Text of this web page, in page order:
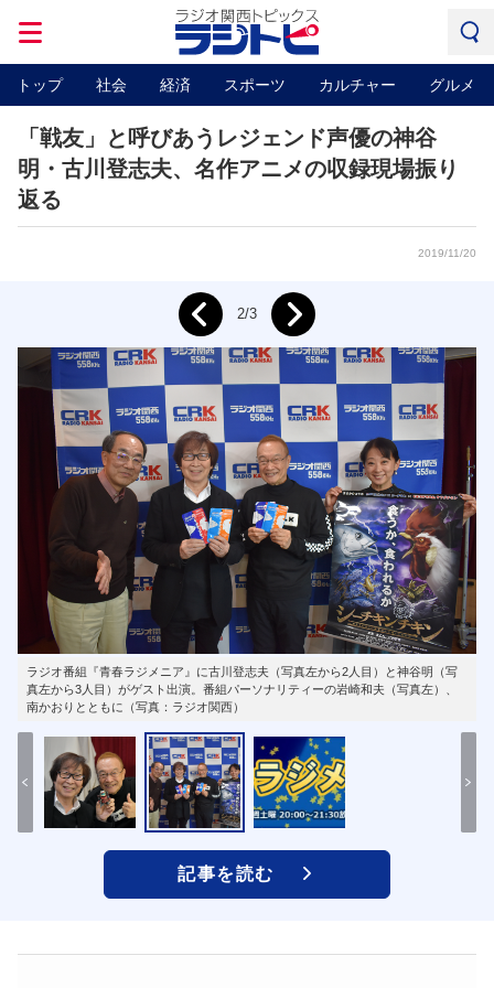
トップ 社会 経済 スポーツ カルチャー グルメ
「戦友」と呼びあうレジェンド声優の神谷
明・古川登志夫、名作アニメの収録現場振り
返る
2019/11/20
ラジオ番組『青春ラジメニア』に古川登志夫（写真左から2人目）と神谷明（写
真左から3人目）がゲスト出演。番組パーソナリティーの岩崎和夫（写真左）、
南かおりとともに（写真：ラジオ関西）
Prev 2/3 Next
記事を読む